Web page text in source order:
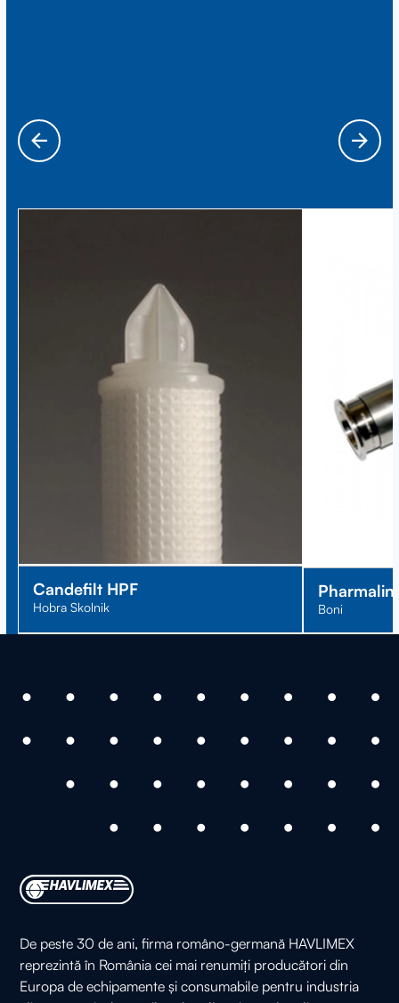
Candefilt HPF
Hobra Skolnik Boni
De peste 30 de ani, firma româno-germană HAVLIMEX
reprezintă în România cei mai renumiți producători din
Europa de echipamente și consumabile pentru industria